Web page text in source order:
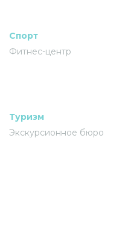
Спорт
Фитнес-центр
Туризм
Экскурсионное бюро